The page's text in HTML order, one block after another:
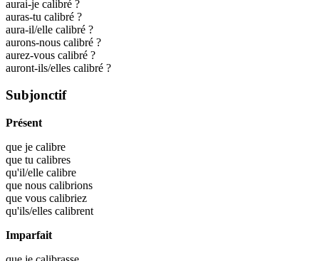
aurai-je calibré ?
auras-tu calibré ?
aura-il/elle calibré ?
aurons-nous calibré ?
aurez-vous calibré ?
auront-ils/elles calibré ?
Subjonctif
Présent
que je calibre
que tu calibres
qu'il/elle calibre
que nous calibrions
que vous calibriez
qu'ils/elles calibrent
Imparfait